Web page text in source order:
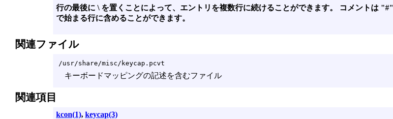
行の最後に \ を置くことによって、エントリを複数行に続けることができます。 コメントは "#"
で始まる行に含めることができます。
関連ファイル
/usr/share/misc/keycap.pcvt
キーボードマッピングの記述を含むファイル
関連項目
kcon(1), keycap(3)